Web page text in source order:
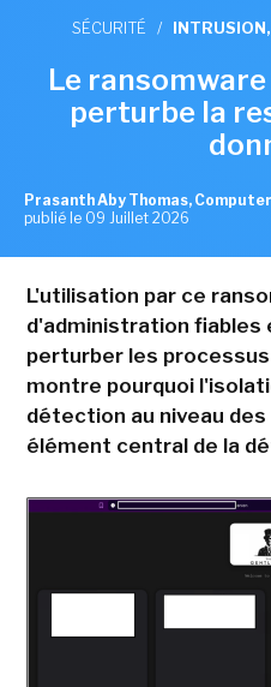
SÉCURITÉ /
Le
perturbe la
Prasanth Aby Thomas,
publié le 09 Juillet 2026
L'utilisation par ce
d'administration fiables
perturber les
montre pourquoi
détection au niveau
élément central de la